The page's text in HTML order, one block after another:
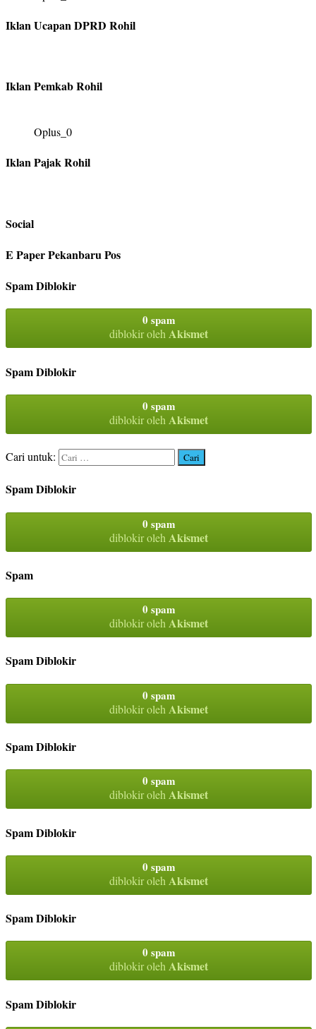
Iklan Ucapan DPRD Rohil
Iklan Pemkab Rohil
Oplus_0
Iklan Pajak Rohil
Social
E Paper Pekanbaru Pos
Spam Diblokir
0 spam
diblokir olehAkismet
Spam Diblokir
0 spam
diblokir oleh Akismet
Cari untuk:
Spam Diblokir
0 spam
diblokir oleh Akismet
Spam
0 spam
diblokir olehAkismet
Spam Diblokir
0 spam
diblokir oleh Akismet
Spam Diblokir
0 spam
diblokir olehAkismet
Spam Diblokir
0 spam
diblokir oleh Akismet
Spam Diblokir
0 spam
diblokir olehAkismet
Spam Diblokir